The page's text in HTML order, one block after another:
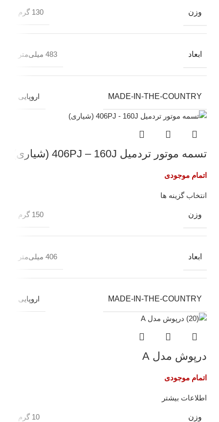
وزن 130 گرم
ابعاد 483 میلی‌متر
MADE-IN-THE-COUNTRY اروپایی
تسمه موتور تردمیل 406PJ – 160J (شیاری)
اتمام موجودی
انتخاب گزینه ها
وزن 150 گرم
ابعاد 406 میلی‌متر
MADE-IN-THE-COUNTRY اروپایی
درپوش مدل A
اتمام موجودی
اطلاعات بیشتر
وزن 10 گرم